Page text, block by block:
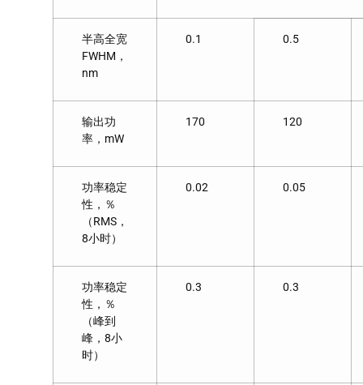
半高全宽
FWHM，
nm
0.1 0.5
输出功
率，mW
170 120
功率稳定
性，％
（RMS，
8小时）
0.02 0.05
功率稳定
性，％
（峰到
峰，8小
时）
0.3 0.3